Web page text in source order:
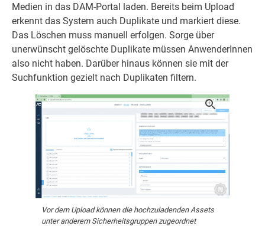
Medien in das DAM-Portal laden. Bereits beim Upload
erkennt das System auch Duplikate und markiert diese.
Das Löschen muss manuell erfolgen. Sorge über
unerwünscht gelöschte Duplikate müssen AnwenderInnen
also nicht haben. Darüber hinaus können sie mit der
Suchfunktion gezielt nach Duplikaten filtern.
Vor dem Upload können die hochzuladenden Assets
unter anderem Sicherheitsgruppen zugeordnet